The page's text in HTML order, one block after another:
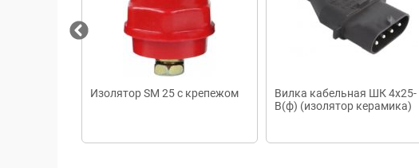
Изолятор SM 25 с крепежом
Вилка кабельная ШК 4x25-
В(ф) (изолятор керамика)